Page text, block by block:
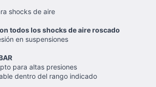
shocks de aire
todos los shocks de aire roscado
en suspensiones
para altas presiones
dentro del rango indicado